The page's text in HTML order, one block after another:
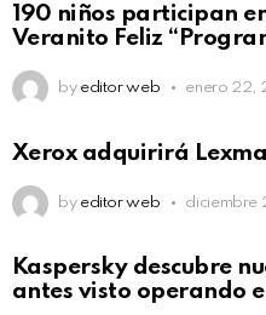
190 niños participan
Veranito Feliz
by editor web enero 22,
Xerox adquirirá
by editor web diciembre
Kaspersky descubre
antes visto operando